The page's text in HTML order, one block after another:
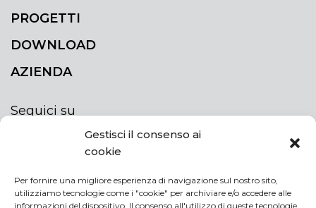
Gestisci il consenso ai
cookie
Per fornire una migliore esperienza di navigazione sul nostro sito,
utilizziamo tecnologie come i "cookie" per archiviare e/o accedere alle
informazioni del dispositivo. Il consenso all'utilizzo di queste tecnologie
PROGETTI
DOWNLOAD
AZIENDA
Seguici su
ISCRIVITI ALLA NEWSLETTER